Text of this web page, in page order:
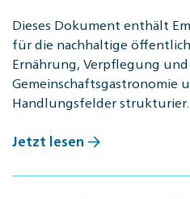
Dieses Dokument enthält
für die nachhaltige
Ernährung, Verpflegung und
Gemeinschaftsgastronomie
Handlungsfelder
Jetzt lesen